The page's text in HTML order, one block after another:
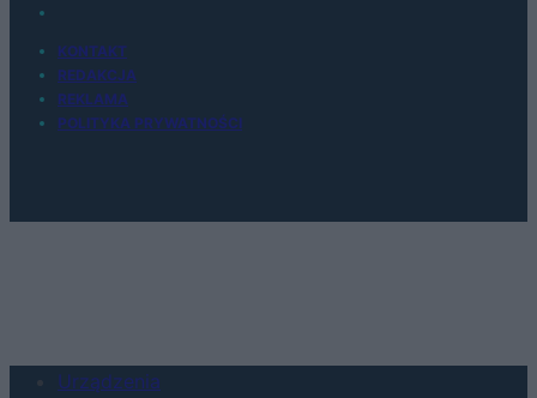
KONTAKT
REDAKCJA
REKLAMA
POLITYKA PRYWATNOŚCI
Urządzenia